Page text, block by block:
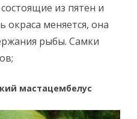
из пятен и
окраса меняется, она
рыбы. Самки
мастацембелус